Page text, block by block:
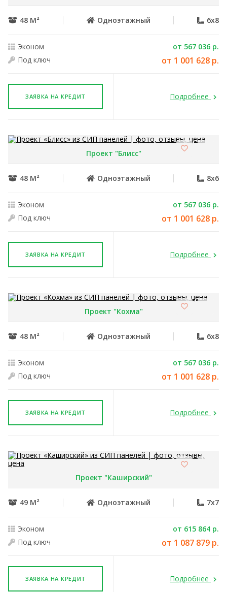
48 М² Одноэтажный 6x8
Эконом
от 567 036 р.
Под ключ
от 1 001 628 р.
ЗАЯВКА НА КРЕДИТ Подробнее
Проект "Блисс"
48 М² Одноэтажный 8x6
Эконом
от 567 036 р.
Под ключ
от 1 001 628 р.
ЗАЯВКА НА КРЕДИТ Подробнее
Проект "Кохма"
48 М² Одноэтажный 6x8
Эконом
от 567 036 р.
Под ключ
от 1 001 628 р.
ЗАЯВКА НА КРЕДИТ Подробнее
Проект "Каширский"
49 М² Одноэтажный 7x7
Эконом
от 615 864 р.
Под ключ
от 1 087 879 р.
ЗАЯВКА НА КРЕДИТ Подробнее